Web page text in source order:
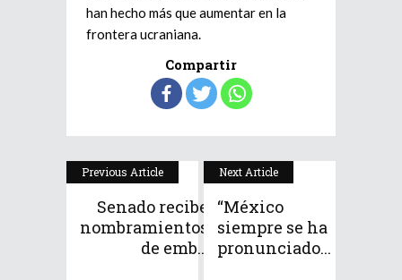
han hecho más que aumentar en la
frontera ucraniana.
Compartir
Previous Article
Senado recibe
nombramientos
de emb...
Next Article
“México
siempre se ha
pronunciado...